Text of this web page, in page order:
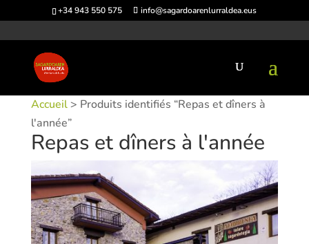
+34 943 550 575 info@sagardoarenlurraldea.eus
Accueil> Produits identifiés “Repas et dîners à
l'année”
Repas et dîners à l'année